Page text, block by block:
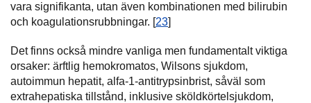
vara signifikanta, utan även kombinationen med bilirubin
och koagulationsrubbningar. [23]
Det finns också mindre vanliga men fundamentalt viktiga
orsaker: ärftlig hemokromatos, Wilsons sjukdom,
autoimmun hepatit, alfa-1-antitrypsinbrist, såväl som
extrahepatiska tillstånd, inklusive sköldkörtelsjukdom,